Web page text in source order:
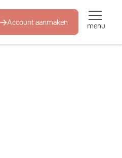
Account aanmaken menu